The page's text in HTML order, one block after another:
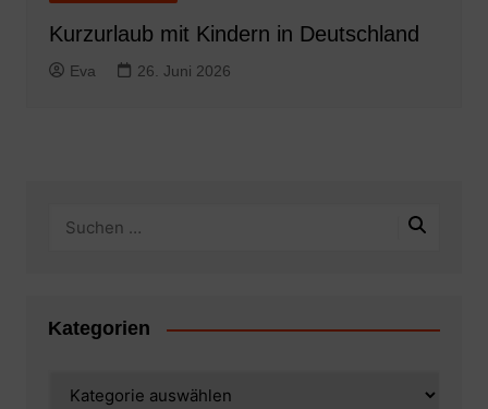
Kurzurlaub mit Kindern in Deutschland
Eva 26. Juni 2026
Kategorien